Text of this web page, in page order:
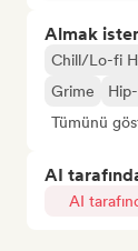
Almak
Chill/Lo-fi
Grime
Tümünü
AI
AI